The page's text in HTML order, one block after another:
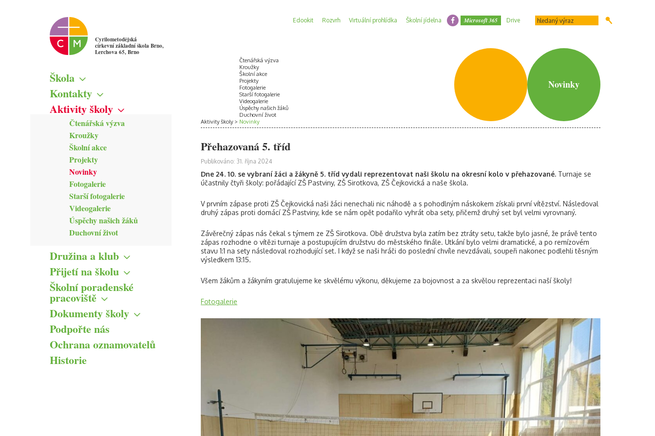
Cyrilometodějská
církevní základní škola Brno,
Lerchova 65, Brno
Škola
Školská rada
Žákovský parlament
Mapa
Kamerový systém
Kontakty
Škola
Vedení školy
Pedagogičtí pracovníci
Správní zaměstnanci
Zřizovatel školy
Aktivity školy
Čtenářská výzva
Kroužky
Školní akce
Projekty
Novinky
Fotogalerie
Starší fotogalerie
Videogalerie
Úspěchy našich žáků
Duchovní život
Družina a klub
Klub
Řád
ŠVP
Formuláře
Přijetí na školu
Přestup na CMcZŠ z jiné
základní školy
Přijímací řízení na střední
školy
Školní poradenské
pracoviště
Přehled aktivit
Kontakty ŠPP
Dokumenty školy
Výroční zprávy
Informace pro veřejnost
Formuláře ke stažení
Informační memorandum
Podpořte nás
Ochrana oznamovatelů
Historie
Edookit Rozvrh Virtuální prohlídka Školní jídelna Microsoft 365 Drive
Aktivity školy
Čtenářská výzva
Kroužky
Školní akce
Projekty
Fotogalerie
Starší fotogalerie
Videogalerie
Úspěchy našich žáků
Duchovní život
Novinky
Novinky
Přehazovaná 5. tříd
Publikováno: 31. října 2024
Dne 24. 10. se vybraní žáci a žákyně 5. tříd vydali reprezentovat naši školu na okresní kolo v přehazované. Turnaje se
účastnily čtyři školy: pořádající ZŠ Pastviny, ZŠ Sirotkova, ZŠ Čejkovická a naše škola.
V prvním zápase proti ZŠ Čejkovická naši žáci nenechali nic náhodě a s pohodlným náskokem získali první vítězství. Následoval
druhý zápas proti domácí ZŠ Pastviny, kde se nám opět podařilo vyhrát oba sety, přičemž druhý set byl velmi vyrovnaný.
Závěrečný zápas nás čekal s týmem ze ZŠ Sirotkova. Obě družstva byla zatím bez ztráty setu, takže bylo jasné, že právě tento
zápas rozhodne o vítězi turnaje a postupujícím družstvu do městského finále. Utkání bylo velmi dramatické, a po remízovém
stavu 1:1 na sety následoval rozhodující set. I když se naši hráči do poslední chvíle nevzdávali, soupeři nakonec podlehli těsným
výsledkem 13:15.
Všem žákům a žákyním gratulujeme ke skvělému výkonu, děkujeme za bojovnost a za skvělou reprezentaci naší školy!
Fotogalerie